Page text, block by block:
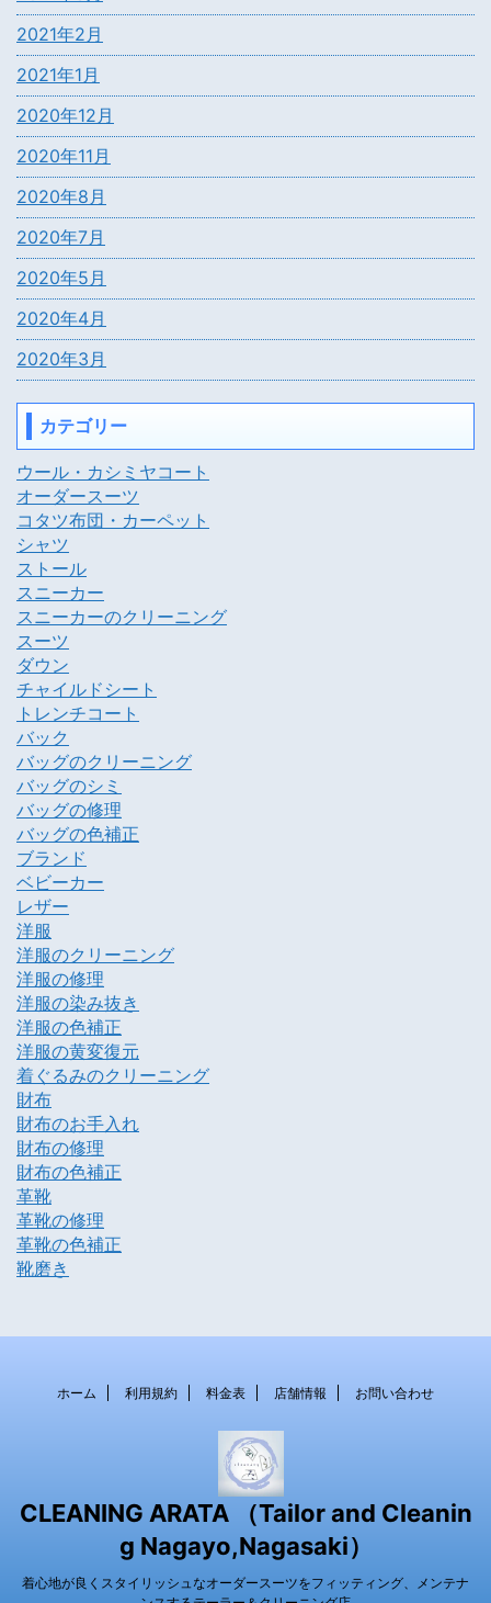
2021年2月
2021年1月
2020年12月
2020年11月
2020年8月
2020年7月
2020年5月
2020年4月
2020年3月
カテゴリー
ウール・カシミヤコート
オーダースーツ
コタツ布団・カーペット
シャツ
ストール
スニーカー
スニーカーのクリーニング
スーツ
ダウン
チャイルドシート
トレンチコート
バック
バッグのクリーニング
バッグのシミ
バッグの修理
バッグの色補正
ブランド
ベビーカー
レザー
洋服
洋服のクリーニング
洋服の修理
洋服の染み抜き
洋服の色補正
洋服の黄変復元
着ぐるみのクリーニング
財布
財布のお手入れ
財布の修理
財布の色補正
革靴
革靴の修理
革靴の色補正
靴磨き
ホーム 利用規約 料金表 店舗情報 お問い合わせ
CLEANING ARATA （Tailor and Cleanin
g Nagayo,Nagasaki）
着心地が良くスタイリッシュなオーダースーツをフィッティング、メンテナ